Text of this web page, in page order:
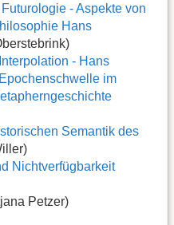
- Aspekte von
Hans
- Hans
im
Semantik des
Nichtverfügbarkeit
Petzer)